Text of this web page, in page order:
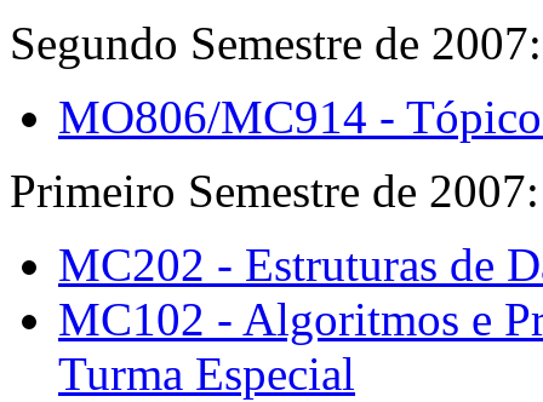
Segundo Semestre de 2007:
MO806/MC914 -
Primeiro Semestre de 2007:
MC202 - Estruturas de
MC102 - Algoritmos e
Turma Especial